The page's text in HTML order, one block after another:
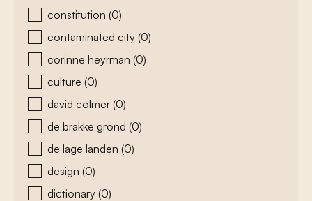
constitution (0)
contaminated city (0)
corinne heyrman (0)
culture (0)
david colmer (0)
de brakke grond (0)
de lage landen (0)
design (0)
dictionary (0)